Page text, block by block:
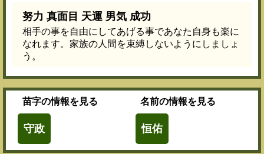
努力 真面目 天運 男気 成功
相手の事を自由にしてあげる事であなた自身も楽に
なれます。家族の人間を束縛しないようにしましょ
う。
苗字の情報を見る
守政
名前の情報を見る
恒佑